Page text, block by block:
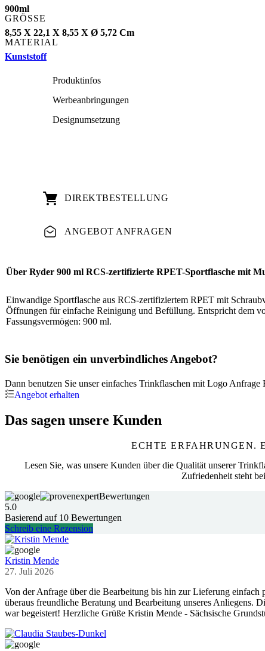
900ml
GRÖSSE
8,55 X 22,1 X 8,55 X Ø 5,72 Cm
MATERIAL
Kunststoff
Produktinfos
Werbeanbringungen
Designumsetzung
DIREKT­BESTELLUNG
ANGEBOT ANFRAGEN
Über Ryder 900 ml RCS-zertifizierte RPET-Sportflasche mit
Einwandige Sportflasche aus RCS-zertifiziertem RPET mit
Öffnungen für einfache Reinigung und Befüllung. Entspricht dem
Fassungsvermögen: 900 ml.
Sie benötigen ein unverbindliches Angebot?
Dann benutzen Sie unser einfaches Trinkflaschen mit Logo Anfrage
Angebot erhalten
Das sagen unsere Kunden
ECHTE ERFAHRUNGEN.
Lesen Sie, was unsere Kunden über die Qualität unserer
Zufriedenheit steht
Bewertungen
5.0
Basierend auf 10 Bewertungen
Schreib eine Rezension
Kristin Mende
27. Juli 2026
Von der Anfrage über die Bearbeitung bis hin zur Lieferung
überaus freundliche Beratung und Bearbeitung unseres Anliegens.
war begeistert! Herzliche Grüße Kristin Mende - Sächsische